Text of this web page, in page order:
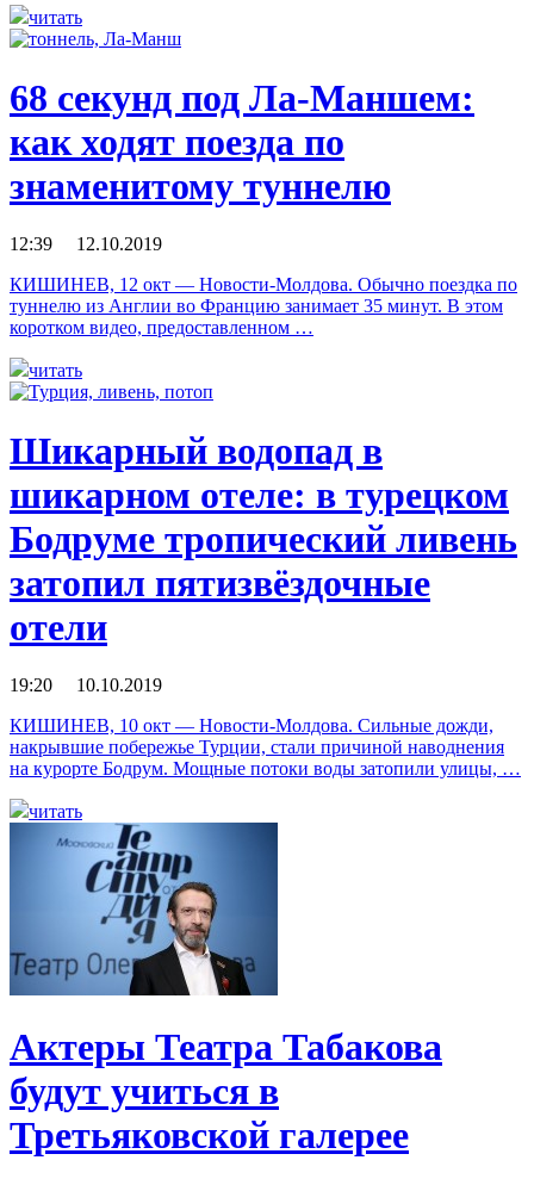
читать
68 секунд под Ла-Маншем:
как ходят поезда по
знаменитому туннелю
12:39 12.10.2019
КИШИНЕВ, 12 окт — Новости-Молдова. Обычно поездка по
туннелю из Англии во Францию занимает 35 минут. В этом
коротком видео, предоставленном …
читать
Шикарный водопад в
шикарном отеле: в турецком
Бодруме тропический ливень
затопил пятизвёздочные
отели
19:20 10.10.2019
КИШИНЕВ, 10 окт — Новости-Молдова. Сильные дожди,
накрывшие побережье Турции, стали причиной наводнения
на курорте Бодрум. Мощные потоки воды затопили улицы, …
читать
Актеры Театра Табакова
будут учиться в
Третьяковской галерее